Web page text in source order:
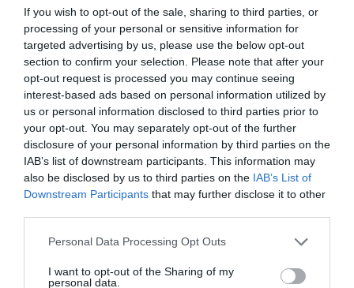
If you wish to opt-out of the sale, sharing to third parties, or
processing of your personal or sensitive information for
targeted advertising by us, please use the below opt-out
section to confirm your selection. Please note that after your
opt-out request is processed you may continue seeing
interest-based ads based on personal information utilized by
us or personal information disclosed to third parties prior to
your opt-out. You may separately opt-out of the further
disclosure of your personal information by third parties on the
IAB’s list of downstream participants. This information may
also be disclosed by us to third parties on the IAB’s List of
Downstream Participants that may further disclose it to other
Please note that this website/app uses one or more Google
not limited to your visit or usage behaviour. You may click to
Personal Data Processing Opt Outs
I want to opt-out of the Sharing of my
personal data.
A cyberthriller főszereplője Elliot, egy mentális
betegségekkel és drogfüggőséggel küzdő
kiberbiztonsági mérnök. A New Yorkban élő
önbíráskodó hacker kulcsfigurává válik egy globális
káoszra épülő bonyolult játékban, amikor megpróbálja
felszámolni a korrupt vállalatot, amelynek védelmére
cégét kérték fel.
Ezt is olvasd el!Az 5 legjobb könyvinspirálta sorozat